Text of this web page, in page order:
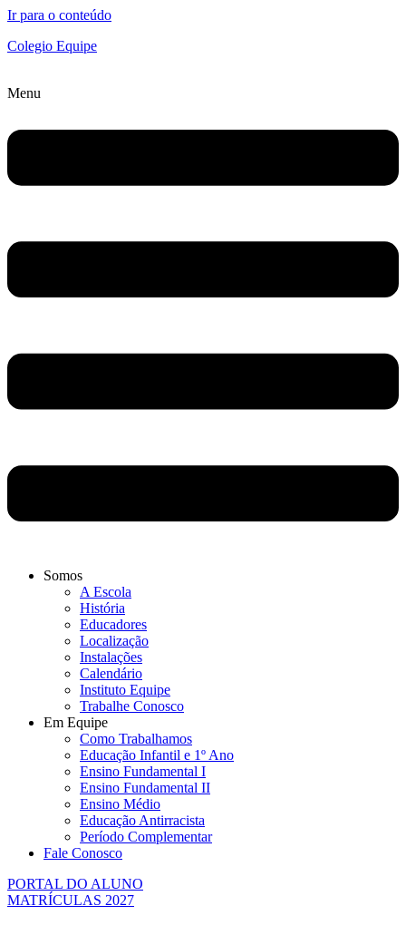
Ir para o conteúdo
Colegio Equipe
Menu
Somos
A Escola
História
Educadores
Localização
Instalações
Calendário
Instituto Equipe
Trabalhe Conosco
Em Equipe
Como Trabalhamos
Educação Infantil e 1º Ano
Ensino Fundamental I
Ensino Fundamental II
Ensino Médio
Educação Antirracista
Período Complementar
Fale Conosco
PORTAL DO ALUNO
MATRÍCULAS 2027